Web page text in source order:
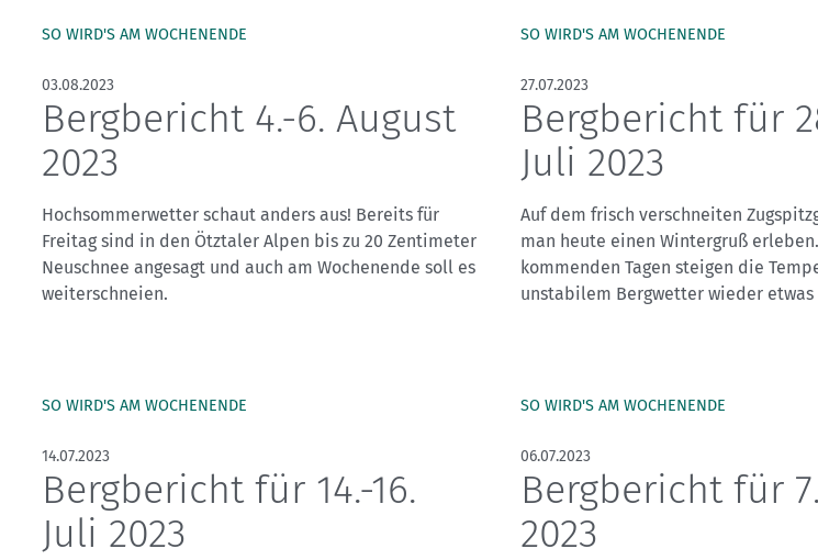
SO WIRD'S AM WOCHENENDE
03.08.2023
Bergbericht 4.-6. August
2023
Hochsommerwetter schaut anders aus! Bereits für
Freitag sind in den Ötztaler Alpen bis zu 20 Zentimeter
Neuschnee angesagt und auch am Wochenende soll es
weiterschneien.
SO WIRD'S AM WOCHENENDE
27.07.2023
Bergbericht für
Juli 2023
Auf dem frisch verschneiten
man heute einen Wintergruß
kommenden Tagen steigen die
unstabilem Bergwetter wieder etwas
SO WIRD'S AM WOCHENENDE
14.07.2023
Bergbericht für 14.-16.
Juli 2023
SO WIRD'S AM WOCHENENDE
06.07.2023
Bergbericht für
2023